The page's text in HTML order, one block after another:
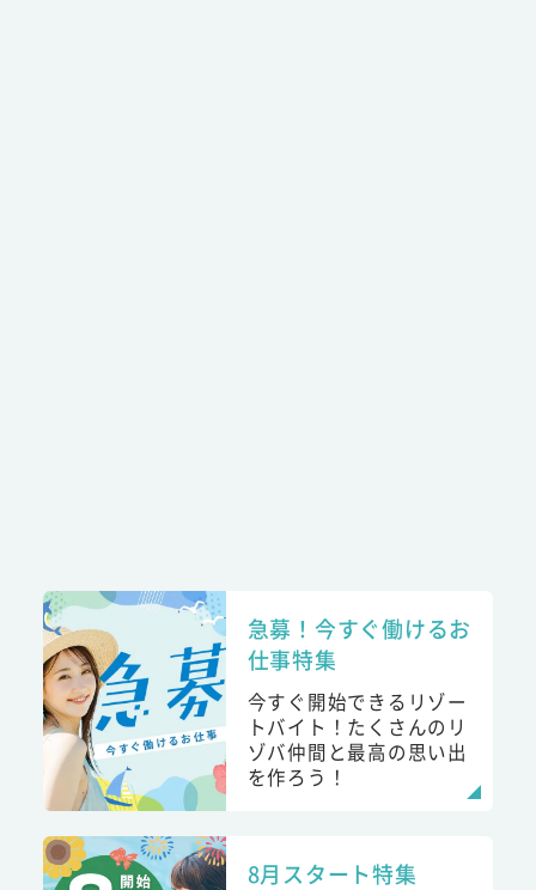
急募！今すぐ働けるお
仕事特集
今すぐ開始できるリゾー
トバイト！たくさんのリ
ゾバ仲間と最高の思い出
を作ろう！
8月スタート特集